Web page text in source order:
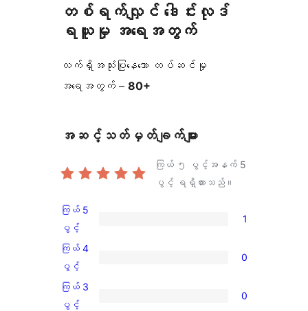
တစ်ရက်လျှင် ဒေါင်းလုဒ်
ရယူမှု အရေအတွက်
လက်ရှိအသုံးပြုနေသော တပ်ဆင်မှု
အရေအတွက် – 80+
အဆင့်သတ်မှတ်ချက်များ
ကြယ် ၅ ပွင့်အနက် 5
ပွင့် ရရှိထားသည်။
ကြယ်
5
ပွင့်
အဆင့်
သုံးသပ်
ကြယ် 5
ပွင့်
1
ကြယ်
4
ပွင့်
ကြယ် 4
ပွင့်
0
ကြယ်
ကြယ် 3
ပွင့်
0